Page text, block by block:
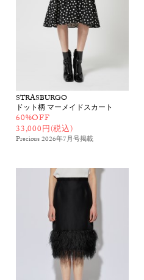
STRASBURGO
ドット柄 マーメイドスカート
60%OFF
33,000円(税込)
Precious 2026年7月号掲載